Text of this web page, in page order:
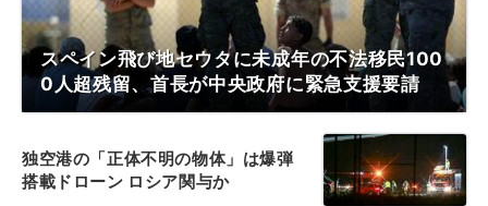
スペイン飛び地セウタに未成年の不法移民100
0人超残留、首長が中央政府に緊急支援要請
独空港の「正体不明の物体」は爆弾
搭載ドローン ロシア関与か